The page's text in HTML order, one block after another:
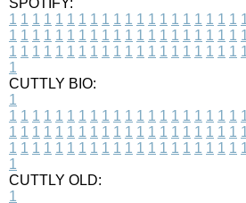
SPOTIFY:
1 1 1 1 1 1 1 1 1 1 1 1 1 1 1 1 1 1 1 1
1 1 1 1 1 1 1 1 1 1 1 1 1 1 1 1 1 1 1 1
1 1 1 1 1 1 1 1 1 1 1 1 1 1 1 1 1 1 1 1
1
CUTTLY BIO:
1
1 1 1 1 1 1 1 1 1 1 1 1 1 1 1 1 1 1 1 1
1 1 1 1 1 1 1 1 1 1 1 1 1 1 1 1 1 1 1 1
1 1 1 1 1 1 1 1 1 1 1 1 1 1 1 1 1 1 1 1
1
CUTTLY OLD:
1